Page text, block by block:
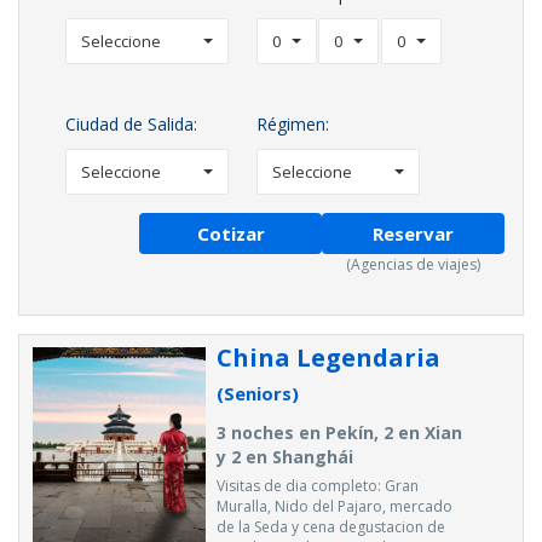
Seleccione 0 0 0
Ciudad de Salida:
Seleccione
Régimen:
Seleccione
Cotizar Reservar
(Agencias de viajes)
China Legendaria
(Seniors)
3 noches en Pekín, 2 en Xian
y 2 en Shanghái
Visitas de dia completo: Gran
Muralla, Nido del Pajaro, mercado
de la Seda y cena degustacion de